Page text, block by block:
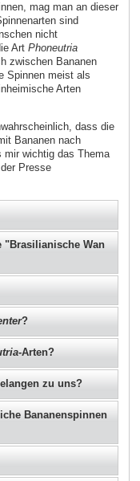
mag man an dieser
sind
nicht
Art Phoneutria
zwischen Bananen
Spinnen meist als
Arten
dass die
Bananen nach
mir wichtig das Thema
Presse
"Brasilianische Wan
?
-Arten?
zu uns?
Bananenspinnen